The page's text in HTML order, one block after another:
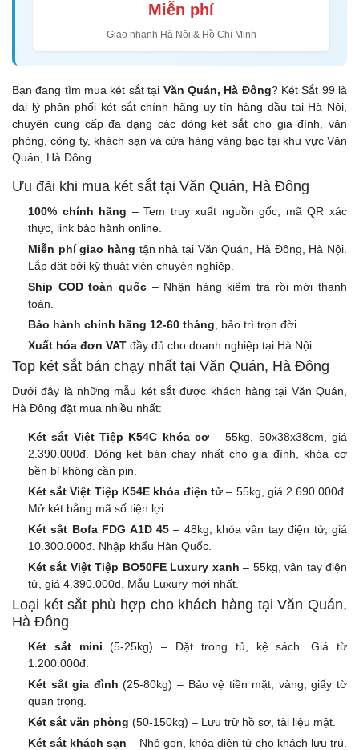
Miễn phí
Giao nhanh Hà Nội & Hồ Chí Minh
Bạn đang tìm mua két sắt tại Văn Quán, Hà Đông? Két Sắt 99 là
đại lý phân phối két sắt chính hãng uy tín hàng đầu tại Hà Nội,
chuyên cung cấp đa dạng các dòng két sắt cho gia đình, văn
phòng, công ty, khách sạn và cửa hàng vàng bạc tại khu vực Văn
Quán, Hà Đông.
Ưu đãi khi mua két sắt tại Văn Quán, Hà Đông
100% chính hãng – Tem truy xuất nguồn gốc, mã QR xác
thực, link bảo hành online.
Miễn phí giao hàng tận nhà tại Văn Quán, Hà Đông, Hà Nội.
Lắp đặt bởi kỹ thuật viên chuyên nghiệp.
Ship COD toàn quốc– Nhận hàng kiểm tra rồi mới thanh
toán.
Bảo hành chính hãng 12-60 tháng , bảo trì trọn đời.
Xuất hóa đơn VAT đầy đủ cho doanh nghiệp tại Hà Nội.
Top két sắt bán chạy nhất tại Văn Quán, Hà Đông
Dưới đây là những mẫu két sắt được khách hàng tại Văn Quán,
Hà Đông đặt mua nhiều nhất:
Két sắt Việt Tiệp K54C khóa cơ– 55kg, 50x38x38cm, giá
2.390.000đ. Dòng két bán chạy nhất cho gia đình, khóa cơ
bền bỉ không cần pin.
Két sắt Việt Tiệp K54E khóa điện tử– 55kg, giá 2.690.000đ.
Mở két bằng mã số tiện lợi.
Két sắt Bofa FDG A1D 45– 48kg, khóa vân tay điện tử, giá
10.300.000đ. Nhập khẩu Hàn Quốc.
Két sắt Việt Tiệp BO50FE Luxury xanh – 55kg, vân tay điện
tử, giá 4.390.000đ. Mẫu Luxury mới nhất.
Loại két sắt phù hợp cho khách hàng tại Văn Quán,
Hà Đông
Két sắt mini (5-25kg) – Đặt trong tủ, kệ sách. Giá từ
1.200.000đ.
Két sắt gia đình (25-80kg) – Bảo vệ tiền mặt, vàng, giấy tờ
quan trọng.
Két sắt văn phòng (50-150kg) – Lưu trữ hồ sơ, tài liệu mật.
Két sắt khách sạn – Nhỏ gọn, khóa điện tử cho khách lưu trú.